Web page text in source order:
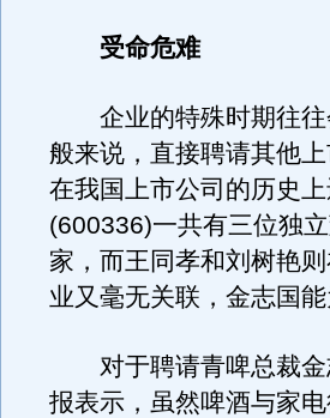
受命危难
企业的特殊时期往往
般来说，直接聘请其他
在我国上市公司的历史
(600336)一共有三位独
家，而王同孝和刘树艳
业又毫无关联，金志国
对于聘请青啤总裁金
报表示，虽然啤酒与家